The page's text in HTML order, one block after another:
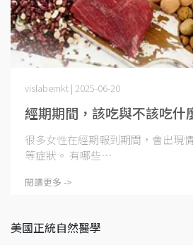
經期期間，該吃與不該吃什
vislabemkt | 2025-06-20
很多女性在經期報到期間，會出現
等症狀。 有哪些⋯
閱讀更多 ->
美國正統自然醫學